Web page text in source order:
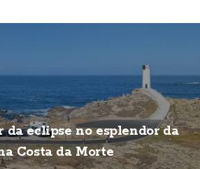
da eclipse no esplendor da
Costa da Morte